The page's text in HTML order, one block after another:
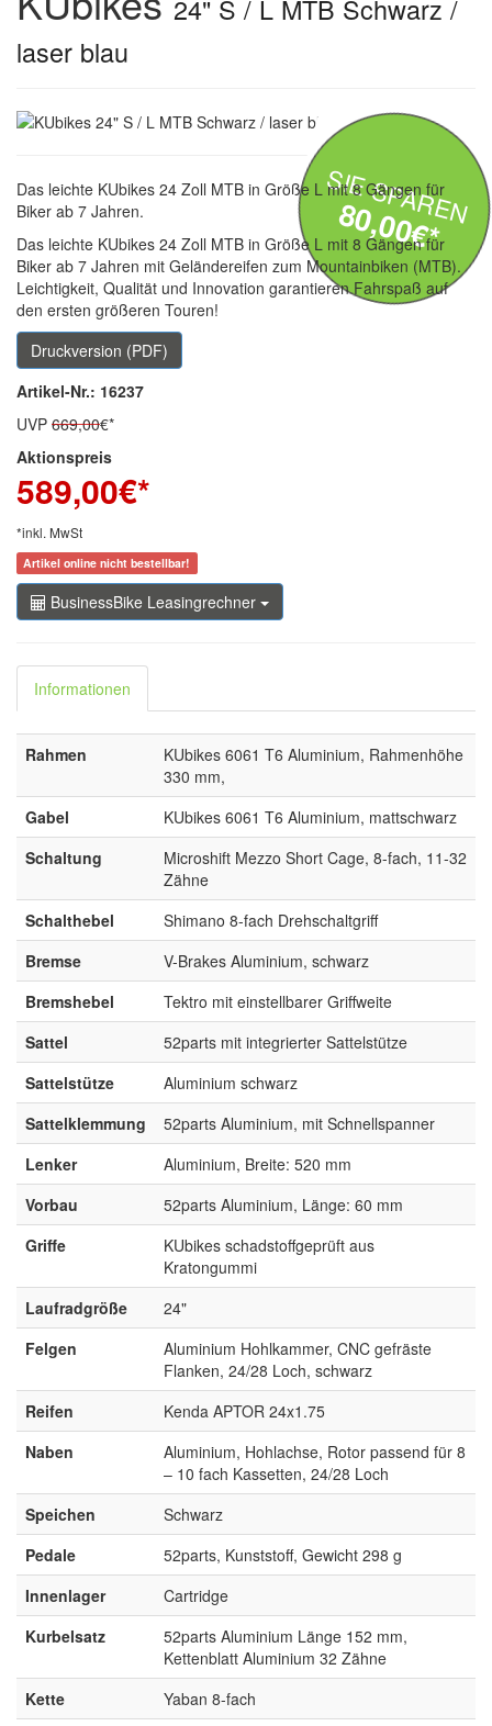
24" S / L MTB Schwarz /
laser blau
SIE SPAREN
80,00€*
Das leichte KUbikes 24 Zoll MTB in Größe L mit 8 Gängen für
Biker ab 7 Jahren.
Das leichte KUbikes 24 Zoll MTB in Größe L mit 8 Gängen für
Biker ab 7 Jahren mit Geländereifen zum Mountainbiken (MTB).
Leichtigkeit, Qualität und Innovation garantieren Fahrspaß auf
den ersten größeren Touren!
Druckversion (PDF)
Artikel-Nr.: 16237
UVP 669,00€*
Aktionspreis
589,00€*
*inkl. MwSt
Artikel online nicht bestellbar!
BusinessBike Leasingrechner
Informationen
Rahmen
KUbikes 6061 T6 Aluminium, Rahmenhöhe
330 mm,
Gabel
KUbikes 6061 T6 Aluminium, mattschwarz
Schaltung
Microshift Mezzo Short Cage, 8-fach, 11-32
Zähne
Schalthebel
Shimano 8-fach Drehschaltgriff
Bremse
V-Brakes Aluminium, schwarz
Bremshebel
Tektro mit einstellbarer Griffweite
Sattel
52parts mit integrierter Sattelstütze
Sattelstütze
Aluminium schwarz
Sattelklemmung
52parts Aluminium, mit Schnellspanner
Lenker
Aluminium, Breite: 520 mm
Vorbau
52parts Aluminium, Länge: 60 mm
Griffe
KUbikes schadstoffgeprüft aus
Kratongummi
Laufradgröße
24"
Felgen
Aluminium Hohlkammer, CNC gefräste
Flanken, 24/28 Loch, schwarz
Reifen
Kenda APTOR 24x1.75
Naben
Aluminium, Hohlachse, Rotor passend für 8
– 10 fach Kassetten, 24/28 Loch
Speichen
Schwarz
Pedale
52parts, Kunststoff, Gewicht 298 g
Innenlager
Cartridge
Kurbelsatz
52parts Aluminium Länge 152 mm,
Kettenblatt Aluminium 32 Zähne
Kette
Yaban 8-fach